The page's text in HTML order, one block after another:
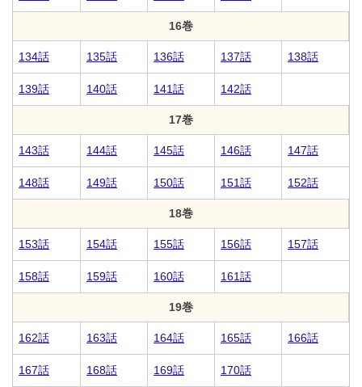
16巻
134話 135話 136話 137話 138話
139話 140話 141話 142話
17巻
143話 144話 145話 146話 147話
148話 149話 150話 151話 152話
18巻
153話 154話 155話 156話 157話
158話 159話 160話 161話
19巻
162話 163話 164話 165話 166話
167話 168話 169話 170話